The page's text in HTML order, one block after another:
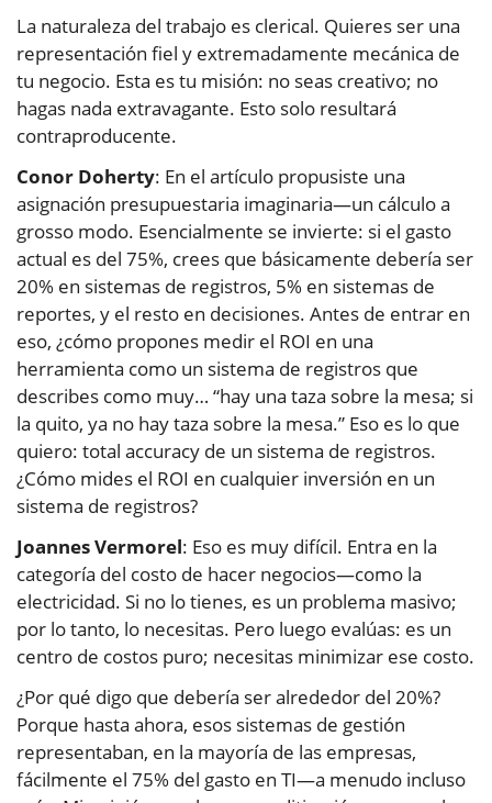
La naturaleza del trabajo es clerical. Quieres ser una
representación fiel y extremadamente mecánica de
tu negocio. Esta es tu misión: no seas creativo; no
hagas nada extravagante. Esto solo resultará
contraproducente.
Conor Doherty: En el artículo propusiste una
asignación presupuestaria imaginaria—un cálculo a
grosso modo. Esencialmente se invierte: si el gasto
actual es del 75%, crees que básicamente debería ser
20% en sistemas de registros, 5% en sistemas de
reportes, y el resto en decisiones. Antes de entrar en
eso, ¿cómo propones medir el ROI en una
herramienta como un sistema de registros que
describes como muy… “hay una taza sobre la mesa; si
la quito, ya no hay taza sobre la mesa.” Eso es lo que
quiero: total accuracy de un sistema de registros.
¿Cómo mides el ROI en cualquier inversión en un
sistema de registros?
Joannes Vermorel: Eso es muy difícil. Entra en la
categoría del costo de hacer negocios—como la
electricidad. Si no lo tienes, es un problema masivo;
por lo tanto, lo necesitas. Pero luego evalúas: es un
centro de costos puro; necesitas minimizar ese costo.
¿Por qué digo que debería ser alrededor del 20%?
Porque hasta ahora, esos sistemas de gestión
representaban, en la mayoría de las empresas,
fácilmente el 75% del gasto en TI—a menudo incluso